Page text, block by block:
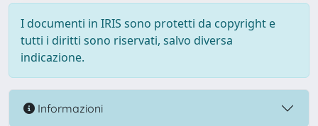
I documenti in IRIS sono protetti da copyright e
tutti i diritti sono riservati, salvo diversa
indicazione.
Informazioni